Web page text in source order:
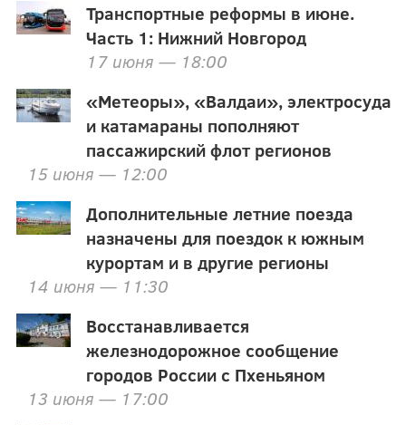
Транспортные реформы в июне.
Часть 1: Нижний Новгород
17 июня — 18:00
«Метеоры», «Валдаи», электросуда
и катамараны пополняют
пассажирский флот регионов
15 июня — 12:00
Дополнительные летние поезда
назначены для поездок к южным
курортам и в другие регионы
14 июня — 11:30
Восстанавливается
железнодорожное сообщение
городов России с Пхеньяном
13 июня — 17:00